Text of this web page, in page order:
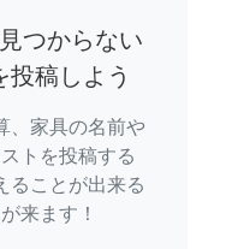
つからない
稿しよう
、家具の名前や
トを投稿する
ることが出来る
来ます！